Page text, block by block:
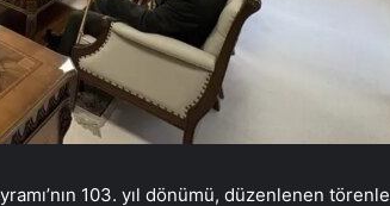
103. yıl dönümü, düzenlenen törenle